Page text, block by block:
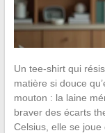
Un tee-shirt qui
matière si douce
mouton : la laine
braver des écarts
Celsius, elle se